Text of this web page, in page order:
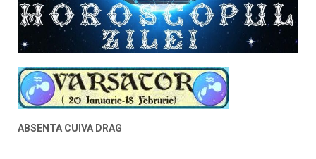
ABSENTA CUIVA DRAG